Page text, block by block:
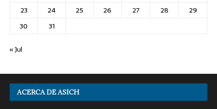
23
24 25 26 27 28
29
30
31
« Jul
ACERCA DE ASICH